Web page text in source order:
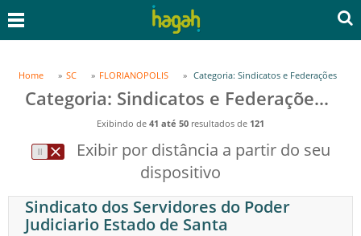
Home SC FLORIANOPOLIS Categoria: Sindicatos e Federações
Categoria: Sindicatos e Federações em FLORIANOPOLIS, SC
Exibindo de 41 até 50 resultados de 121
Exibir por distância a partir do seu
dispositivo
Sindicato dos Servidores do Poder
Judiciario Estado de Santa